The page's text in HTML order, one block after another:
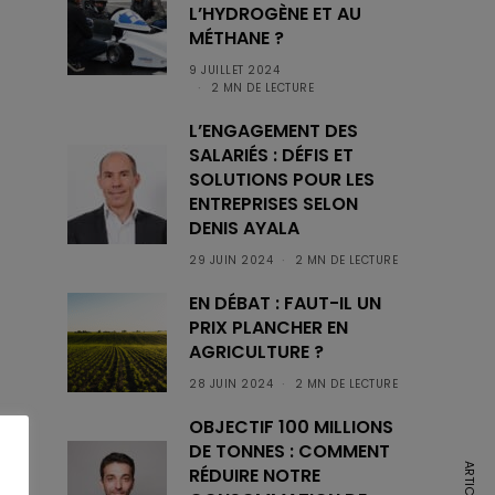
L’HYDROGÈNE ET AU
MÉTHANE ?
9 JUILLET 2024
2 MN DE LECTURE
L’ENGAGEMENT DES
SALARIÉS : DÉFIS ET
SOLUTIONS POUR LES
ENTREPRISES SELON
DENIS AYALA
29 JUIN 2024 2 MN DE LECTURE
EN DÉBAT : FAUT-IL UN
PRIX PLANCHER EN
AGRICULTURE ?
28 JUIN 2024 2 MN DE LECTURE
OBJECTIF 100 MILLIONS
DE TONNES : COMMENT
RÉDUIRE NOTRE